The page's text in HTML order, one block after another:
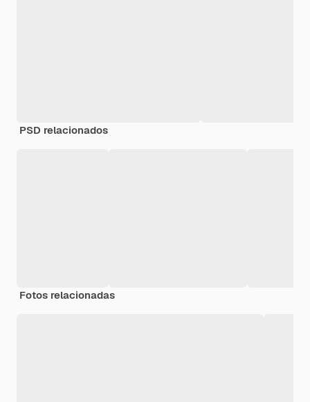
PSD relacionados
Fotos relacionadas